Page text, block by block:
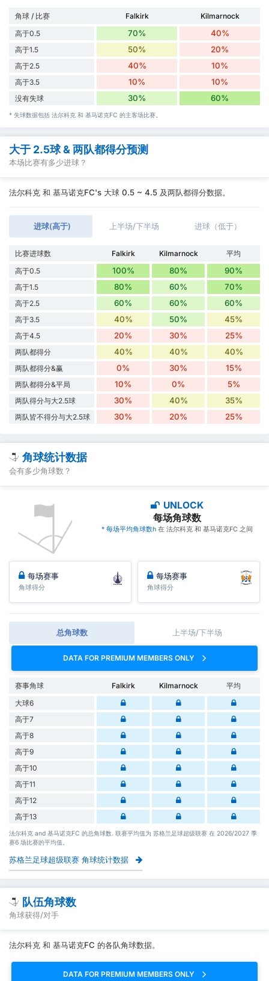
角球 / 比赛 Falkirk
Kilmarnock
高于0.5
70% 40%
高于1.5 50% 20%
高于2.5 40% 10%
高于3.5 10% 10%
没有失球 30% 60%
* 失球数据包括 法尔科克 和 基马诺克FC 的主客场比赛。
大于 2.5球 & 两队都得分预测
本场比赛有多少进球？
法尔科克 和 基马诺克FC's 大球 0.5 ~ 4.5 及两队都得分数据。
进球(高于) 上半场/下半场 进球（低于）
比赛进球数 Falkirk Kilmarnock
平均
高于0.5
100% 80% 90%
高于1.5 80% 60% 70%
高于2.5 60% 60% 60%
高于3.5 40% 50% 45%
高于4.5 20% 30% 25%
两队都得分 40% 40% 40%
两队都得分&赢 0% 30% 15%
两队都得分&平局 10% 0% 5%
两队得分与大2.5球 30% 40% 35%
两队皆不得分与大2.5球 30% 20% 25%
角球统计数据
会有多少角球数？
UNLOCK
每场角球数
* 每场平均角球数h 在 法尔科克 和 基马诺克FC 之间
每场赛事
角球得分
每场赛事
角球得分
总角球数 上半场/下半场
DATA FOR PREMIUM MEMBERS ONLY
赛事角球 Falkirk Kilmarnock
平均
大球6
高于7
高于8
高于9
高于10
高于11
高于12
高于13
法尔科克 and 基马诺克FC 的总角球数. 联赛平均值为 苏格兰足球超级联赛 在 2026/2027 季
赛6 场比赛的平均值。
苏格兰足球超级联赛 角球统计数据
队伍角球数
角球获得/对手
法尔科克 和 基马诺克FC 的各队角球数据。
DATA FOR PREMIUM MEMBERS ONLY